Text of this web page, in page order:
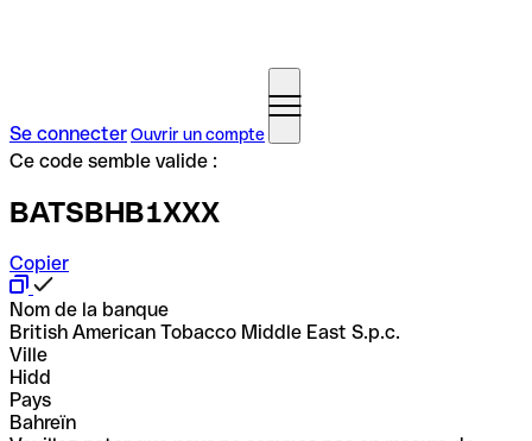
Se connecterOuvrir un compte
Ce code semble valide :
BATSBHB1XXX
Copier
Nom de la banque
British American Tobacco Middle East S.p.c.
Ville
Hidd
Pays
Bahreïn